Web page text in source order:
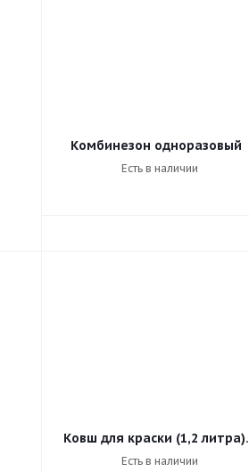
Комбинезон одноразовый
Есть в наличии
Ковш для краски (1,2 литра).
Есть в наличии